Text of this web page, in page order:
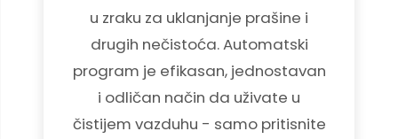
u zraku za uklanjanje prašine i
drugih nečistoća. Automatski
program je efikasan, jednostavan
i odličan način da uživate u
čistijem vazduhu - samo pritisnite